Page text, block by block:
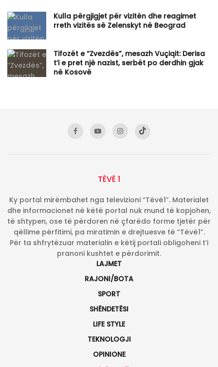
Kulla përgjigjet për vizitën dhe reagimet
rreth vizitës së Zelenskyt në Beograd
Tifozët e “Zvezdës”, mesazh Vuçiqit: Derisa
t’i e pret një nazist, serbët po derdhin gjak
në Kosovë
TËVË 1
Ky portal mirëmbahet nga televizioni “Tëvë1”. Materialet
dhe informacionet në këtë portal nuk mund të kopjohen,
të shtypen, ose të përdoren në çfarëdo forme tjetër për
qëllime përfitimi, pa miratimin e drejtuesve të “Tëvë1”.
Për ta shfrytëzuar materialin e këtij portali obligoheni t’i
pranoni kushtet e përdorimit.
LAJMET
RAJONI/BOTA
SPORT
SHËNDETËSI
LIFE STYLE
TEKNOLOGJI
OPINIONE